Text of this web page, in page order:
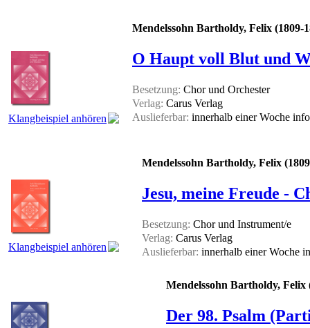
Klangbeispiel anhören
Mendelssohn Bartholdy, Felix (1809-
O Haupt voll Blut und
Besetzung: Chor und Orchester
Verlag: Carus Verlag
Auslieferbar: innerhalb einer Woche info
Klangbeispiel anhören
Mendelssohn Bartholdy, Felix
Jesu, meine Freude -
Besetzung: Chor und Instrument/e
Verlag: Carus Verlag
Auslieferbar: innerhalb einer Woche
Mendelssohn Bartholdy, Felix
Der 98. Psalm